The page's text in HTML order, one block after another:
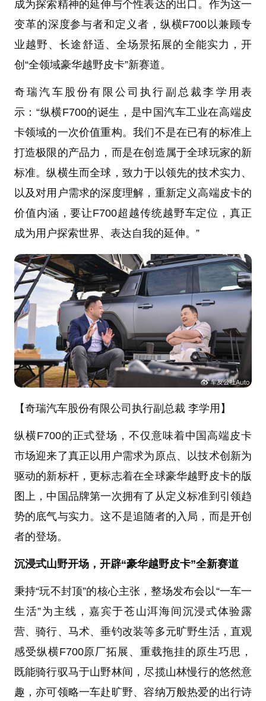
成为探索精神的延伸与个性表达的出口。作为这一
变革的深度参与者和定义者，纵横F700以兼顾专
业越野、长途舒适、全场景拓展的全能实力，开
创“全领域豪华越野皮卡”新赛道。
奇瑞汽车股份有限公司执行副总裁李学用表
示：“纵横F700的诞生，是中国汽车工业在高端皮
卡领域的一次价值重构。我们不是在已有的标准上
打造极限的产品力，而是在创造属于全球玩家的新
标准。纵横生而全球，致力于以领先的技术实力、
以及对用户需求的深度理解，重新定义高端皮卡的
价值内涵，要让F700超越传统越野车定位，真正
成为用户探索世界、表达自我的延伸。”
【奇瑞汽车股份有限公司执行副总裁 李学用】
纵横F700的正式登场，不仅意味着中国高端皮卡
市场迎来了真正以用户需求为原点、以技术创新为
驱动的新标杆，更标志着在全球豪华越野皮卡的版
图上，中国品牌第一次拥有了从定义标准到引领趋
势的底气与实力。这不是追随者的入局，而是开创
者的登场。
沉浸式山野开场，开辟“豪华越野皮卡”全新赛道
秉持“玩不封顶”的核心主张，整场发布会以“一车一
生活”为主线，嘉宾于苍山洱海间沉浸式体验露
营、骑行、马术、垂钓改装等多元旷野生活，直观
感受纵横F700原厂拓展、重载拖挂的原生巧思，
既能骑行驭马于山野林间，尽揽山林慢行的悠然意
趣，亦可领略一车赴旷野、容纳万般热爱的出行诗